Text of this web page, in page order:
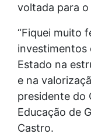
voltada para
“Fiquei muito
investimentos
Estado na
e na
presidente do
Educação de
Castro.